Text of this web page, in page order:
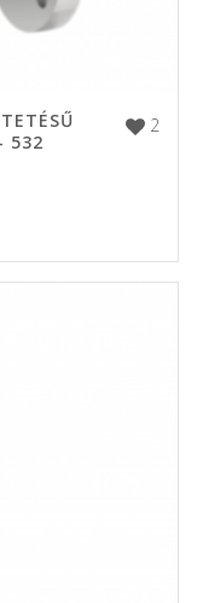
2
532